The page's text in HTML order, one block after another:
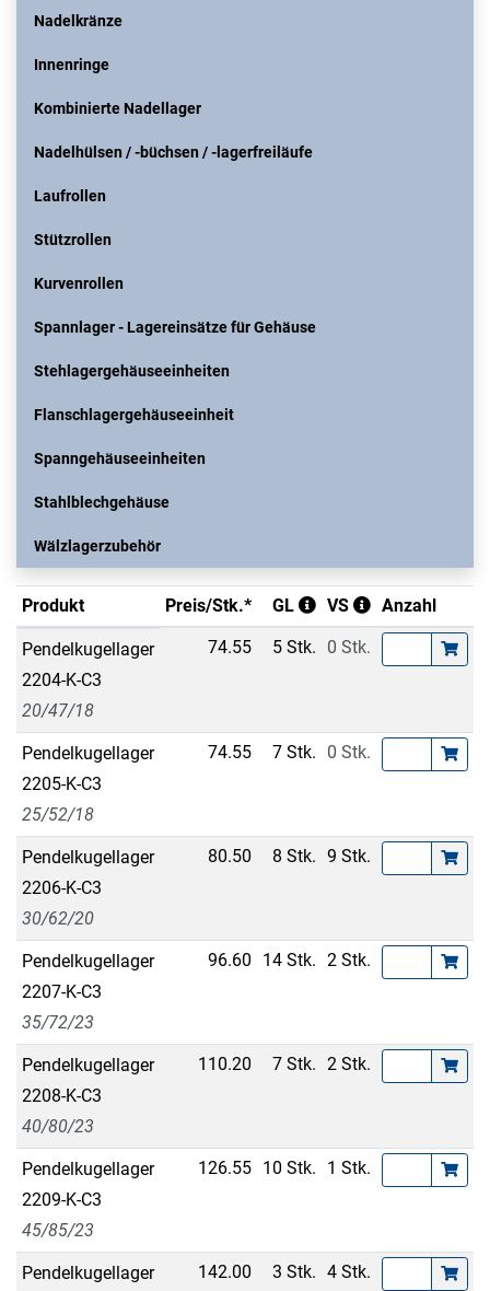
Nadelkränze
Innenringe
Kombinierte Nadellager
Nadelhülsen / -büchsen / -lagerfreiläufe
Laufrollen
Stützrollen
Kurvenrollen
Spannlager - Lagereinsätze für Gehäuse
Stehlagergehäuseeinheiten
Flanschlagergehäuseeinheit
Spanngehäuseeinheiten
Stahlblechgehäuse
Wälzlagerzubehör
Produkt Preis/Stk.* GL VS Anzahl
Pendelkugellager
2204-K-C3
20/47/18
74.55 5 Stk. 0 Stk.
Pendelkugellager
2205-K-C3
25/52/18
74.55 7 Stk. 0 Stk.
Pendelkugellager
2206-K-C3
30/62/20
80.50 8 Stk. 9 Stk.
Pendelkugellager
2207-K-C3
35/72/23
96.60 14 Stk. 2 Stk.
Pendelkugellager
2208-K-C3
40/80/23
110.20 7 Stk. 2 Stk.
Pendelkugellager
2209-K-C3
45/85/23
126.55 10 Stk. 1 Stk.
Pendelkugellager
142.00 3 Stk. 4 Stk.